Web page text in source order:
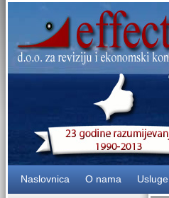
Naslovnica O nama Usluge